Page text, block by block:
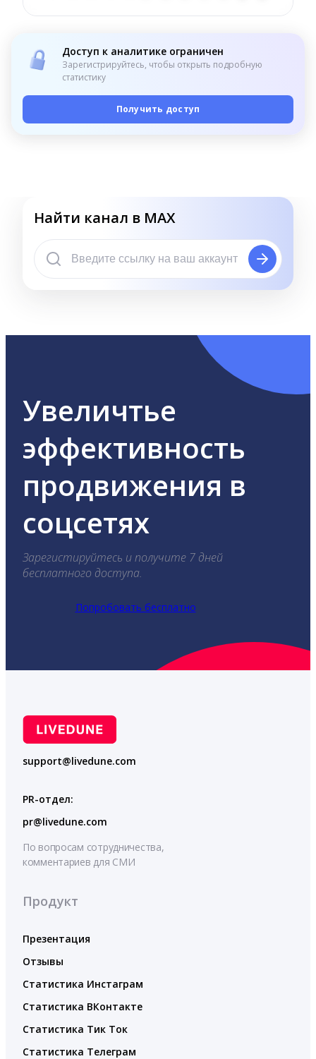
Доступ к аналитике ограничен
Зарегистрируйтесь, чтобы открыть подробную
статистику
Получить доступ
Найти канал в MAX
Увеличтье
эффективность
продвижения в
соцсетях
Зарегистируйтесь и получите 7 дней
бесплатного доступа.
Попробовать бесплатно
support@livedune.com
PR-отдел:
pr@livedune.com
По вопросам сотрудничества,
комментариев для СМИ
Продукт
Презентация
Отзывы
Статистика Инстаграм
Статистика ВКонтакте
Статистика Тик Ток
Статистика Телеграм